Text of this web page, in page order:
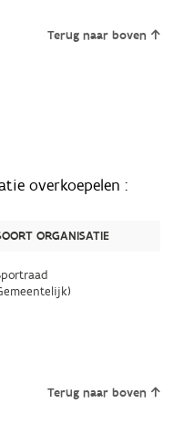
Terug naar boven
overkoepelen :
ORGANISATIE
Terug naar boven